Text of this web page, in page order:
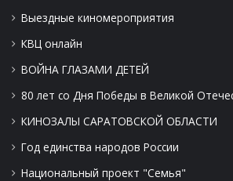
Выездные киномероприятия
КВЦ онлайн
ВОЙНА ГЛАЗАМИ ДЕТЕЙ
80 лет со Дня Победы в Великой
КИНОЗАЛЫ САРАТОВСКОЙ ОБЛАСТИ
Год единства народов России
Национальный проект "Семья"